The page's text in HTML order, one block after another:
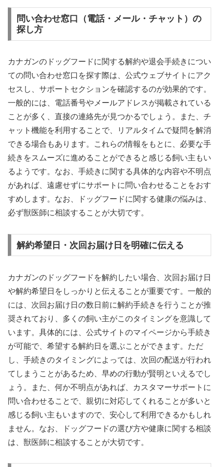
問い合わせ窓口（電話・メール・チャット）の
探し方
カナガンのドッグフードに関する解約や退会手続きについ
ての問い合わせ窓口を探す際は、公式ウェブサイトにアク
セスし、サポートセクションを確認するのが効果的です。
一般的には、電話番号やメールアドレスが掲載されている
ことが多く、直接の連絡先が見つかるでしょう。また、チ
ャット機能を利用することで、リアルタイムで疑問を解消
できる場合もあります。これらの情報をもとに、必要な手
続きをスムーズに進めることができると感じる飼い主もい
るようです。なお、手続きに関する具体的な内容や不明点
があれば、遠慮せずにサポートに問い合わせることをおす
すめします。なお、ドッグフードに関する健康の悩みは、
必ず獣医師に相談することが大切です。
解約希望日・次回お届け日を明確に伝える
カナガンのドッグフードを解約したい場合、次回お届け日
や解約希望日をしっかりと伝えることが重要です。一般的
には、次回お届け日の数日前に解約手続きを行うことが推
奨されており、多くの飼い主がこのタイミングを意識して
います。具体的には、公式サイトのマイページから手続き
が可能で、希望する解約日を選ぶことができます。ただ
し、手続きのタイミングによっては、次回の配送が行われ
てしまうことがあるため、早めの行動が賢明といえるでし
ょう。また、何か不明点があれば、カスタマーサポートに
問い合わせることで、親切に対応してくれることが多いと
感じる飼い主もいますので、安心して利用できるかもしれ
ません。なお、ドッグフードの選び方や健康に関する相談
は、獣医師に相談することが大切です。